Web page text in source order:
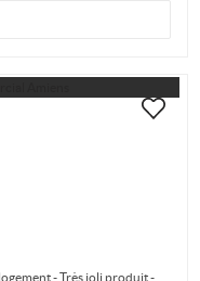
- Très joli produit -